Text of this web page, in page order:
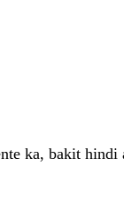
ka, bakit hindi